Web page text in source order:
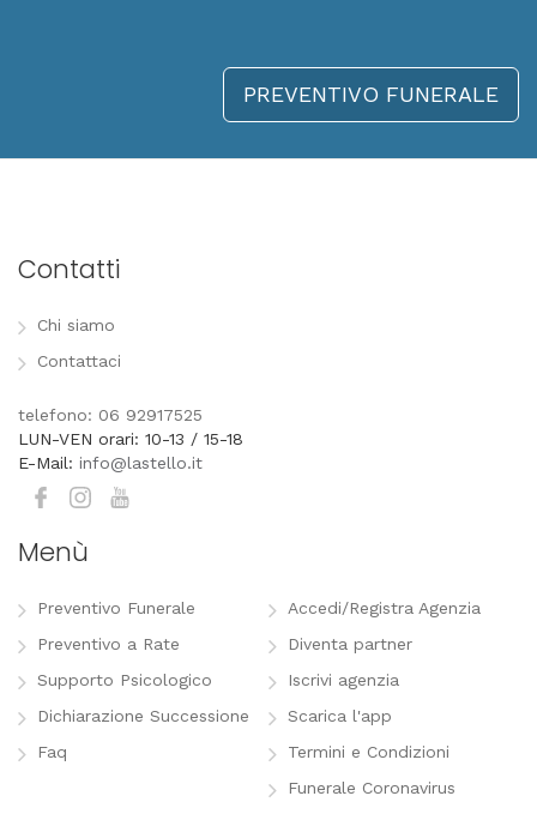
PREVENTIVO FUNERALE
Contatti
Chi siamo
Contattaci
telefono: 06 92917525
LUN-VEN orari: 10-13 / 15-18
E-Mail: info@lastello.it
Menù
Preventivo Funerale
Preventivo a Rate
Supporto Psicologico
Dichiarazione Successione
Faq
Accedi/Registra Agenzia
Diventa partner
Iscrivi agenzia
Scarica l'app
Termini e Condizioni
Funerale Coronavirus